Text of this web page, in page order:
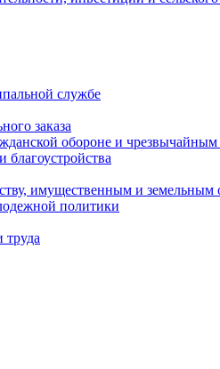
службе
заказа
обороне и
имущественным и
политики
труда